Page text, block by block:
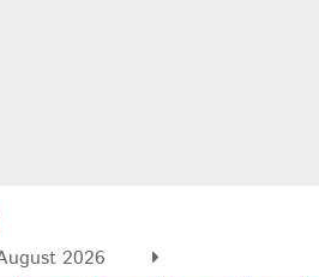
2026